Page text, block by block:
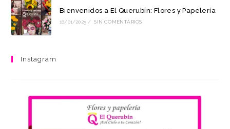
Bienvenidos a El Querubín: Flores y Papelería
16/01/2025 / SIN COMENTARIOS
Instagram